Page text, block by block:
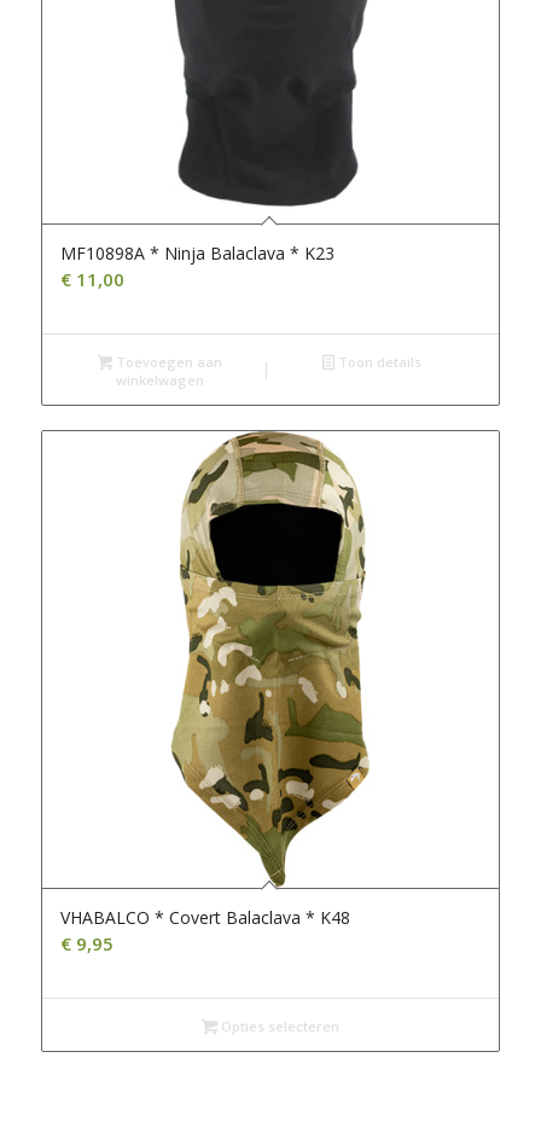
MF10898A * Ninja Balaclava * K23
€11,00
Toevoegen aan
winkelwagen
Toon details
VHABALCO * Covert Balaclava * K48
€9,95
Opties selecteren